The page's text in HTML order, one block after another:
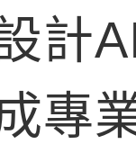
計
專